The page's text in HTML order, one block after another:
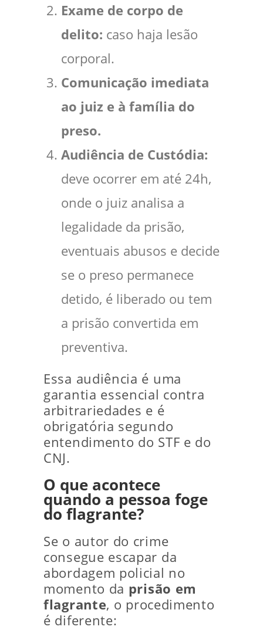
Exame de corpo de
delito: caso haja lesão
corporal.
Comunicação imediata
ao juiz e à família do
preso.
Audiência de Custódia:
deve ocorrer em até 24h,
onde o juiz analisa a
legalidade da prisão,
eventuais abusos e decide
se o preso permanece
detido, é liberado ou tem
a prisão convertida em
preventiva.
Essa audiência é uma
garantia essencial contra
arbitrariedades e é
obrigatória segundo
entendimento do STF e do
CNJ.
O que acontece
quando a pessoa foge
do flagrante?
Se o autor do crime
consegue escapar da
abordagem policial no
momento da prisão em
flagrante, o procedimento
é diferente: